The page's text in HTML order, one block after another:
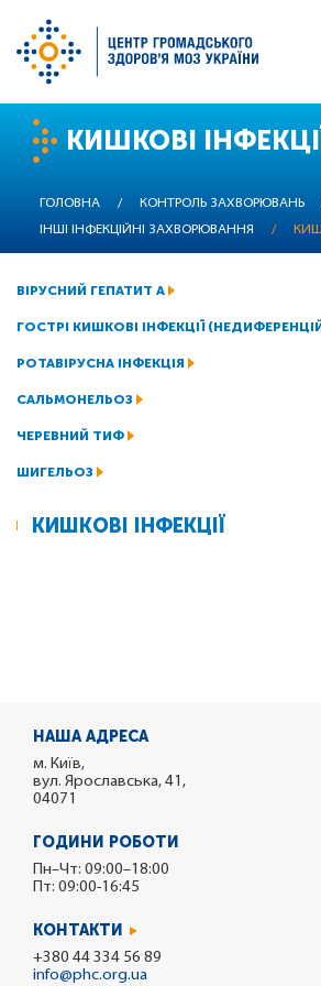
Перейти
вмісту
КИШКОВІ
ГОЛОВНА / КОНТРОЛЬ ЗАХВОРЮВАНЬ
ІНШІ ІНФЕКЦІЙНІ ЗАХВОРЮВАННЯ
/
ВІРУСНИЙ ГЕПАТИТ A
ГОСТРІ КИШКОВІ ІНФЕКЦІЇ
РОТАВІРУСНА ІНФЕКЦІЯ
САЛЬМОНЕЛЬОЗ
ЧЕРЕВНИЙ ТИФ
ШИГЕЛЬОЗ
КИШКОВІ ІНФЕКЦІЇ
НАША АДРЕСА
м. Київ,
вул. Ярославська, 41,
04071
ГОДИНИ РОБОТИ
Пн–Чт: 09:00–18:00
Пт: 09:00-16:45
КОНТАКТИ
+380 44 334 56 89
info@phc.org.ua